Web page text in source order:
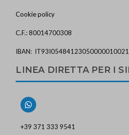
Cookie policy
C.F.: 80014700308
IBAN:
LINEA DIRETTA PER I
+39 371 333 9541